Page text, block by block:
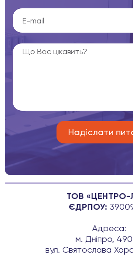
ТОВ «ЦЕНТРО-
ЄДРПОУ:
Адреса:
м. Дніпро,
вул. Святослава